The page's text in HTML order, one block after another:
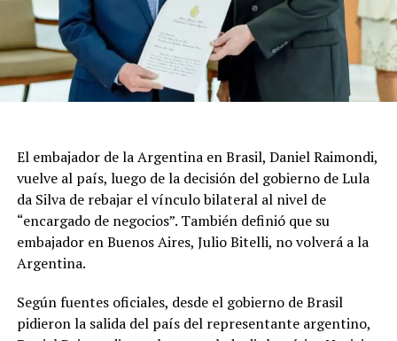
El embajador de la Argentina en Brasil, Daniel Raimondi,
vuelve al país, luego de la decisión del gobierno de Lula
da Silva de rebajar el vínculo bilateral al nivel de
“encargado de negocios”. También definió que su
embajador en Buenos Aires, Julio Bitelli, no volverá a la
Argentina.
Según fuentes oficiales, desde el gobierno de Brasil
pidieron la salida del país del representante argentino,